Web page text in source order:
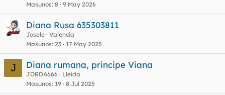
a
Masunos 8 9 May 2026
Diana Rusa 635303811
Josele Valencia
Masunos 23 17 May 2025
J Diana rumana, principe Viana
JORDA666
Lleida
Masunos 19 8 Jul 2025